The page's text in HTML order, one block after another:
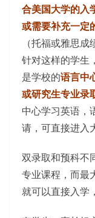
合美国大学的入
或需要补充一定
（托福或雅思成
针对这样的学生
是学校的语言中
或研究生专业录
中心学习英语，
请，可直接进入
双录取和预科不
专业课程，而最
就可以直接入学